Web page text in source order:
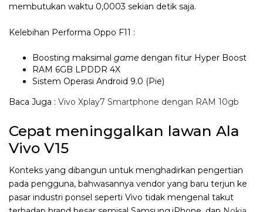
membutukan waktu 0,0003 sekian detik saja.
Kelebihan Performa Oppo F11 :
Boosting maksimal game dengan fitur Hyper Boost
RAM 6GB LPDDR 4X
Sistem Operasi Android 9.0 (Pie)
Baca Juga : Vivo Xplay7 Smartphone dengan RAM 10gb
Cepat meninggalkan lawan Ala
Vivo V15
Konteks yang dibangun untuk menghadirkan pengertian
pada pengguna, bahwasannya vendor yang baru terjun ke
pasar industri ponsel seperti Vivo tidak mengenal takut